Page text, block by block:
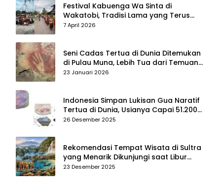
Festival Kabuenga Wa Sinta di
Wakatobi, Tradisi Lama yang Terus
Hidup dan Jadi Daya Tarik Wisata
7 April 2026
Seni Cadas Tertua di Dunia Ditemukan
di Pulau Muna, Lebih Tua dari Temuan
di Maros–Pangkep
23 Januari 2026
Indonesia Simpan Lukisan Gua Naratif
Tertua di Dunia, Usianya Capai 51.200
Tahun
26 Desember 2025
Rekomendasi Tempat Wisata di Sultra
yang Menarik Dikunjungi saat Libur
Tahun Baru 2026
23 Desember 2025